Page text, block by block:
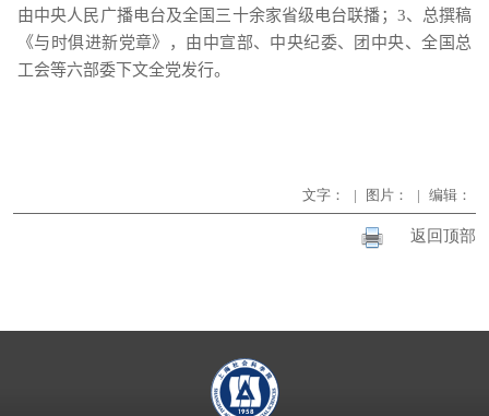
由中央人民广播电台及全国三十余家省级电台联播； 3、总撰稿
《与时俱进新党章》，由中宣部、中央纪委、团中央、全国总
工会等六部委下文全党发行。
文字： | 图片： | 编辑：
返回顶部